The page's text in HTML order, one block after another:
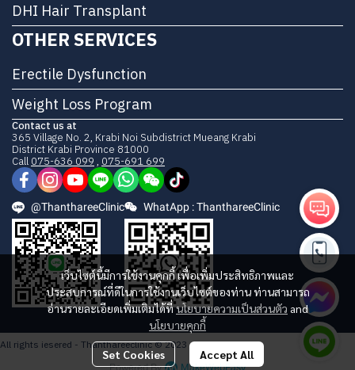
เว็บไซต์นี้มีการใช้งานคุกกี้ เพื่อเพิ่มประสิทธิภาพและ
ประสบการณ์ที่ดีในการใช้งานเว็บไซต์ของท่าน ท่านสามารถ
อ่านรายละเอียดเพิ่มเติมได้ที่นโยบายความเป็นส่วนตัว and
นโยบายคุกกี้
Set Cookies Accept All
DHI Hair Transplant
OTHER SERVICES
Erectile Dysfunction
Weight Loss Program
Contact us at
365 Village No. 2, Krabi Noi Subdistrict Mueang Krabi
District Krabi Province 81000
Call 075-636 099 , 075-691 699
@ThanthareeClinic WhatApp : ThanthareeClinic
All rights iesered - Thanthareeclinic © 2023